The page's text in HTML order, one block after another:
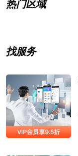
热门区域
找服务